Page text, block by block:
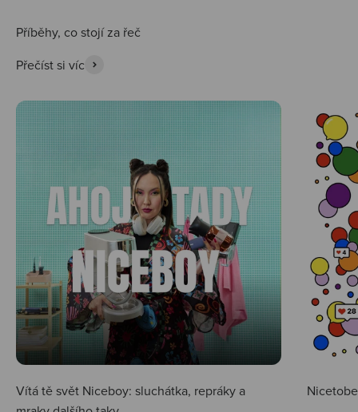
Přečíst si víc
Vítá tě svět Niceboy: sluchátka, repráky a